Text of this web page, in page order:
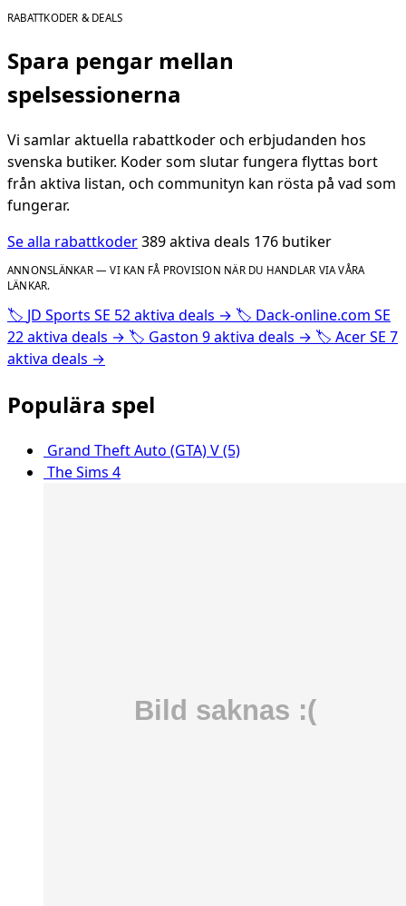
RABATTKODER & DEALS
Spara pengar mellan
spelsessionerna
Vi samlar aktuella rabattkoder och erbjudanden hos
svenska butiker. Koder som slutar fungera flyttas bort
från aktiva listan, och communityn kan rösta på vad som
fungerar.
Se alla rabattkoder389 aktiva deals 176 butiker
ANNONSLÄNKAR — VI KAN FÅ PROVISION NÄR DU HANDLAR VIA VÅRA
LÄNKAR.
🏷️ JD Sports SE 52 aktiva deals → 🏷️ Dack-online.com SE
22 aktiva deals → 🏷️ Gaston 9 aktiva deals → 🏷️ Acer SE 7
aktiva deals →
Populära spel
Grand Theft Auto (GTA) V (5)
The Sims 4